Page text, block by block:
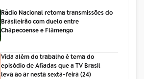
Rádio Nacional retoma transmissões do
Brasileirão com duelo entre
Chapecoense e Flamengo
Vida além do trabalho é tema do
episódio de Afiadas que a TV Brasil
leva ao ar nesta sexta-feira (24)